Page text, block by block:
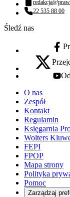
Adres email:
Numer telefonu:
22 535 88 00
Śledź nas
x - otwiera
O nas
Zespół
Kontakt
Regulamin
Księgarnia
Wolters
FEPI
FPOP
Mapa strony
Polityka
Pomoc
Zarządzaj